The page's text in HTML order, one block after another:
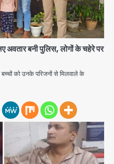
अवतार बनी पुलिस, लोगों के चहेरे पर
को उनके परिजनों से मिलवाले के